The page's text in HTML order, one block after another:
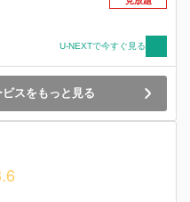
U-NEXTで今すぐ見る
スをもっと見る